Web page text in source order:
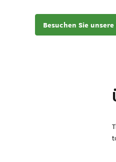
Besuchen Sie